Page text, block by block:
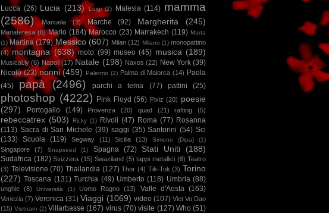
Lucca (26) Lucia (213) Luigi (2) Malesia (114) mamma
(2586)
Manuela (3) Marche (92) Margherita (245)
Mariateresa (6) Mario (184) Marocco (23) Marrakech (119) Marta
(1) Martina (179) Messico (607) Milan (12) Milano (1) monopattino
(4) montagna (638) moto (99) museo (45) musica (189)
Musical.ly (6) Napoli (17) Natale (198) Naxos (22) New York (39)
Nicolò (23) nonni (459) Palermo (2) Palma di Maiorca (14) Paola
(45)
papà (2496) parchi a tema (77) pattini (25)
photoshop (4222) Pink Floyd (56) Pixiz (20) poesie
(297)
Portogallo (149) Provenza (20) quad (21) rafting (5)
rebeccatrex (503) Ricky (1) Rivoli (47) Roma (77) Rosanna
(113) Sacra di San Michele (39) saggi (35) Santorini (54) Sci
(133) Scuola (119) Segway (11) Sicilia (13) Simone (Dipa) (1)
Singapore (7) Snapseed (1) Spagna (72) Stati Uniti (188)
Sudafrica (182) Svizzera (15) Swaziland (5) tappi metallici (8) Teatro
(3) Televisione (70) Thailandia (127) Thor (4) Tik-Tok (3) Torino
(227) Toscana (131) Turchia (49) Umberto (118) Umbria (88)
unghie (8) Università (1) Uomo Ragno (13) Valle d'Aosta (163)
Venezia (7) Veronica (31) Viaggi (1069) video (107) Viet Vo Dao
(15) Vietnam (2) Villarbasse (167) virus (70) visite (127) Who (51)